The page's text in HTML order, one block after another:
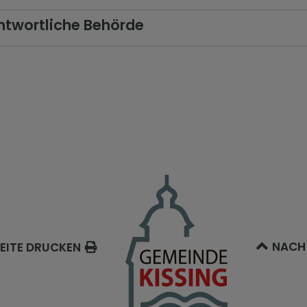
Behörde
DRUCKEN